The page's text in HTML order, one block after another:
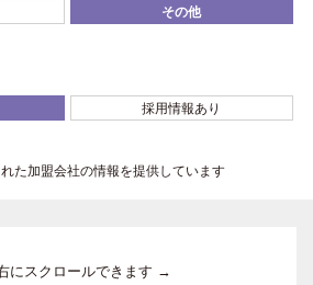
その他
採用情報あり
た加盟会社の情報を提供しています
にスクロールできます →